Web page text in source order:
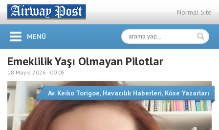
Normal Site
MENÜ
Emeklilik Yaşı Olmayan Pilotlar
18 Mayıs 2026 - 00:05
Av. Keiko Torigoe, Havacılık Haberleri, Köse Yazarları